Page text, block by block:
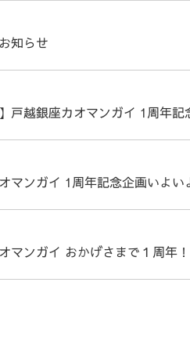
知らせ
】戸越銀座カオマンガイ 1周年記
マンガイ 1周年記念企画いよい
マンガイ おかげさまで１周年！